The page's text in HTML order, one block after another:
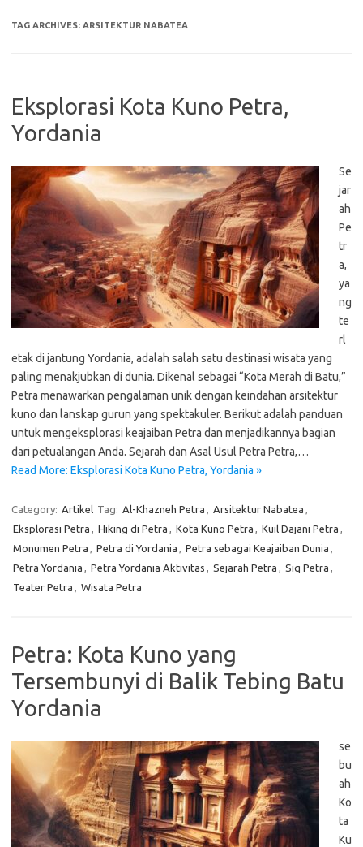
TAG ARCHIVES: ARSITEKTUR NABATEA
Eksplorasi Kota Kuno Petra,
Yordania
Se
jar
ah
Pe
tr
a,
ya
ng
te
rl
etak di jantung Yordania, adalah salah satu destinasi wisata yang
paling menakjubkan di dunia. Dikenal sebagai “Kota Merah di Batu,”
Petra menawarkan pengalaman unik dengan keindahan arsitektur
kuno dan lanskap gurun yang spektakuler. Berikut adalah panduan
untuk mengeksplorasi keajaiban Petra dan menjadikannya bagian
dari petualangan Anda. Sejarah dan Asal Usul Petra Petra,…
Read More: Eksplorasi Kota Kuno Petra, Yordania »
Category: Artikel Tag: Al-Khazneh Petra , Arsitektur Nabatea ,
Eksplorasi Petra , Hiking di Petra , Kota Kuno Petra , Kuil Dajani Petra ,
Monumen Petra , Petra di Yordania , Petra sebagai Keajaiban Dunia ,
Petra Yordania , Petra Yordania Aktivitas , Sejarah Petra , Siq Petra ,
Teater Petra , Wisata Petra
Petra: Kota Kuno yang
Tersembunyi di Balik Tebing Batu
Yordania
se
bu
ah
Ko
ta
Ku